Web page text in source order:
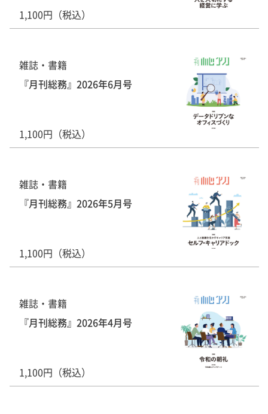
1,100円（税込）
雑誌・書籍
『月刊総務』2026年6月号
1,100円（税込）
雑誌・書籍
『月刊総務』2026年5月号
1,100円（税込）
雑誌・書籍
『月刊総務』2026年4月号
1,100円（税込）